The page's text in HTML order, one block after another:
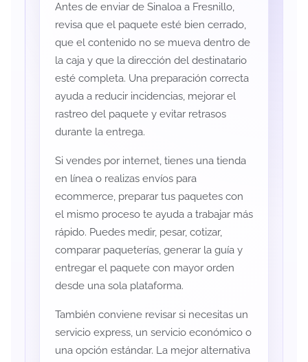
Antes de enviar de Sinaloa a Fresnillo,
revisa que el paquete esté bien cerrado,
que el contenido no se mueva dentro de
la caja y que la dirección del destinatario
esté completa. Una preparación correcta
ayuda a reducir incidencias, mejorar el
rastreo del paquete y evitar retrasos
durante la entrega.
Si vendes por internet, tienes una tienda
en línea o realizas envíos para
ecommerce, preparar tus paquetes con
el mismo proceso te ayuda a trabajar más
rápido. Puedes medir, pesar, cotizar,
comparar paqueterías, generar la guía y
entregar el paquete con mayor orden
desde una sola plataforma.
También conviene revisar si necesitas un
servicio express, un servicio económico o
una opción estándar. La mejor alternativa